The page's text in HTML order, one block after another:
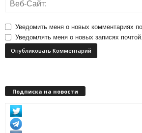
Уведомить меня о новых комментариях
Уведомлять меня о новых записях почтой.
Подписка на новости